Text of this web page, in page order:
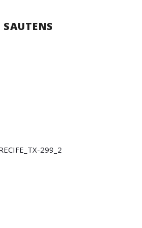
SAUTENS